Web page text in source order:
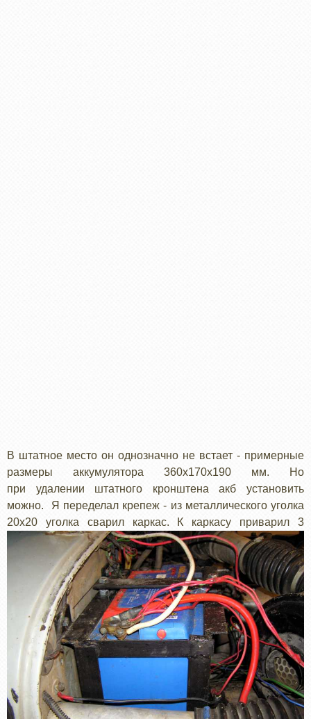
В штатное место он однозначно не встает - примерные
размеры аккумулятора 360х170х190 мм. Но
при удалении штатного кронштена акб установить
можно. Я переделал крепеж - из металлического уголка
20х20 уголка сварил каркас. К каркасу приварил 3